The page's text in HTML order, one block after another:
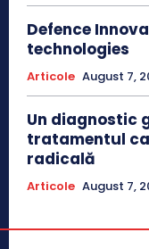
Defence
technologies
Articole August 7,
Un diagnostic
tratamentul
radicală
Articole August 7,